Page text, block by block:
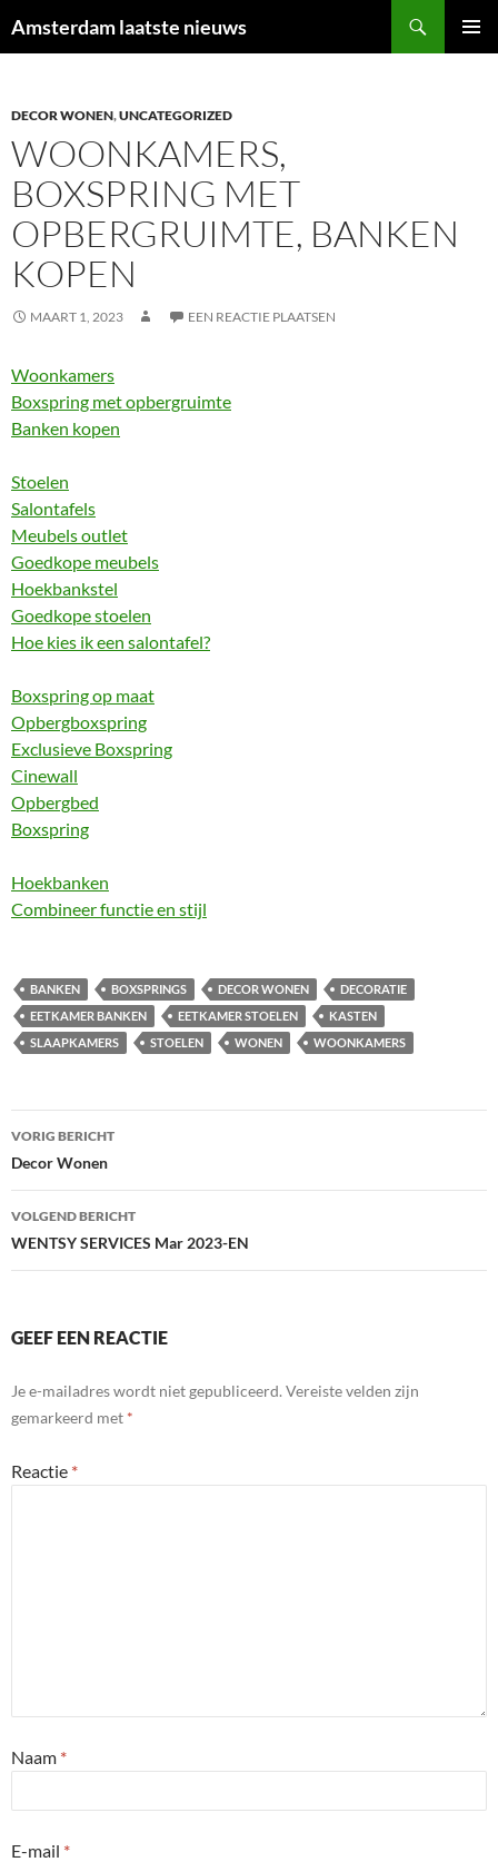
naar
Amsterdam laatste nieuws
DECOR WONEN,UNCATEGORIZED
WOONKAMERS,
BOXSPRING MET
OPBERGRUIMTE, BANKEN
KOPEN
MAART 1, 2023 EEN REACTIE PLAATSEN
Woonkamers
Boxspring met opbergruimte
Banken kopen
Stoelen
Salontafels
Meubels outlet
Goedkope meubels
Hoekbankstel
Goedkope stoelen
Hoe kies ik een salontafel?
Boxspring op maat
Opbergboxspring
Exclusieve Boxspring
Cinewall
Opbergbed
Boxspring
Hoekbanken
Combineer functie en stijl
BANKEN BOXSPRINGS DECOR WONEN
DECORATIE
EETKAMER BANKEN
EETKAMER STOELEN
KASTEN
SLAAPKAMERS
STOELEN WONEN WOONKAMERS
Bericht
navigatie
VORIG BERICHT
Decor Wonen
VOLGEND BERICHT
WENTSY SERVICES Mar 2023-EN
GEEF EEN REACTIE
Je e-mailadres wordt niet gepubliceerd. Vereiste velden zijn
gemarkeerd met *
Reactie *
Naam *
E-mail *